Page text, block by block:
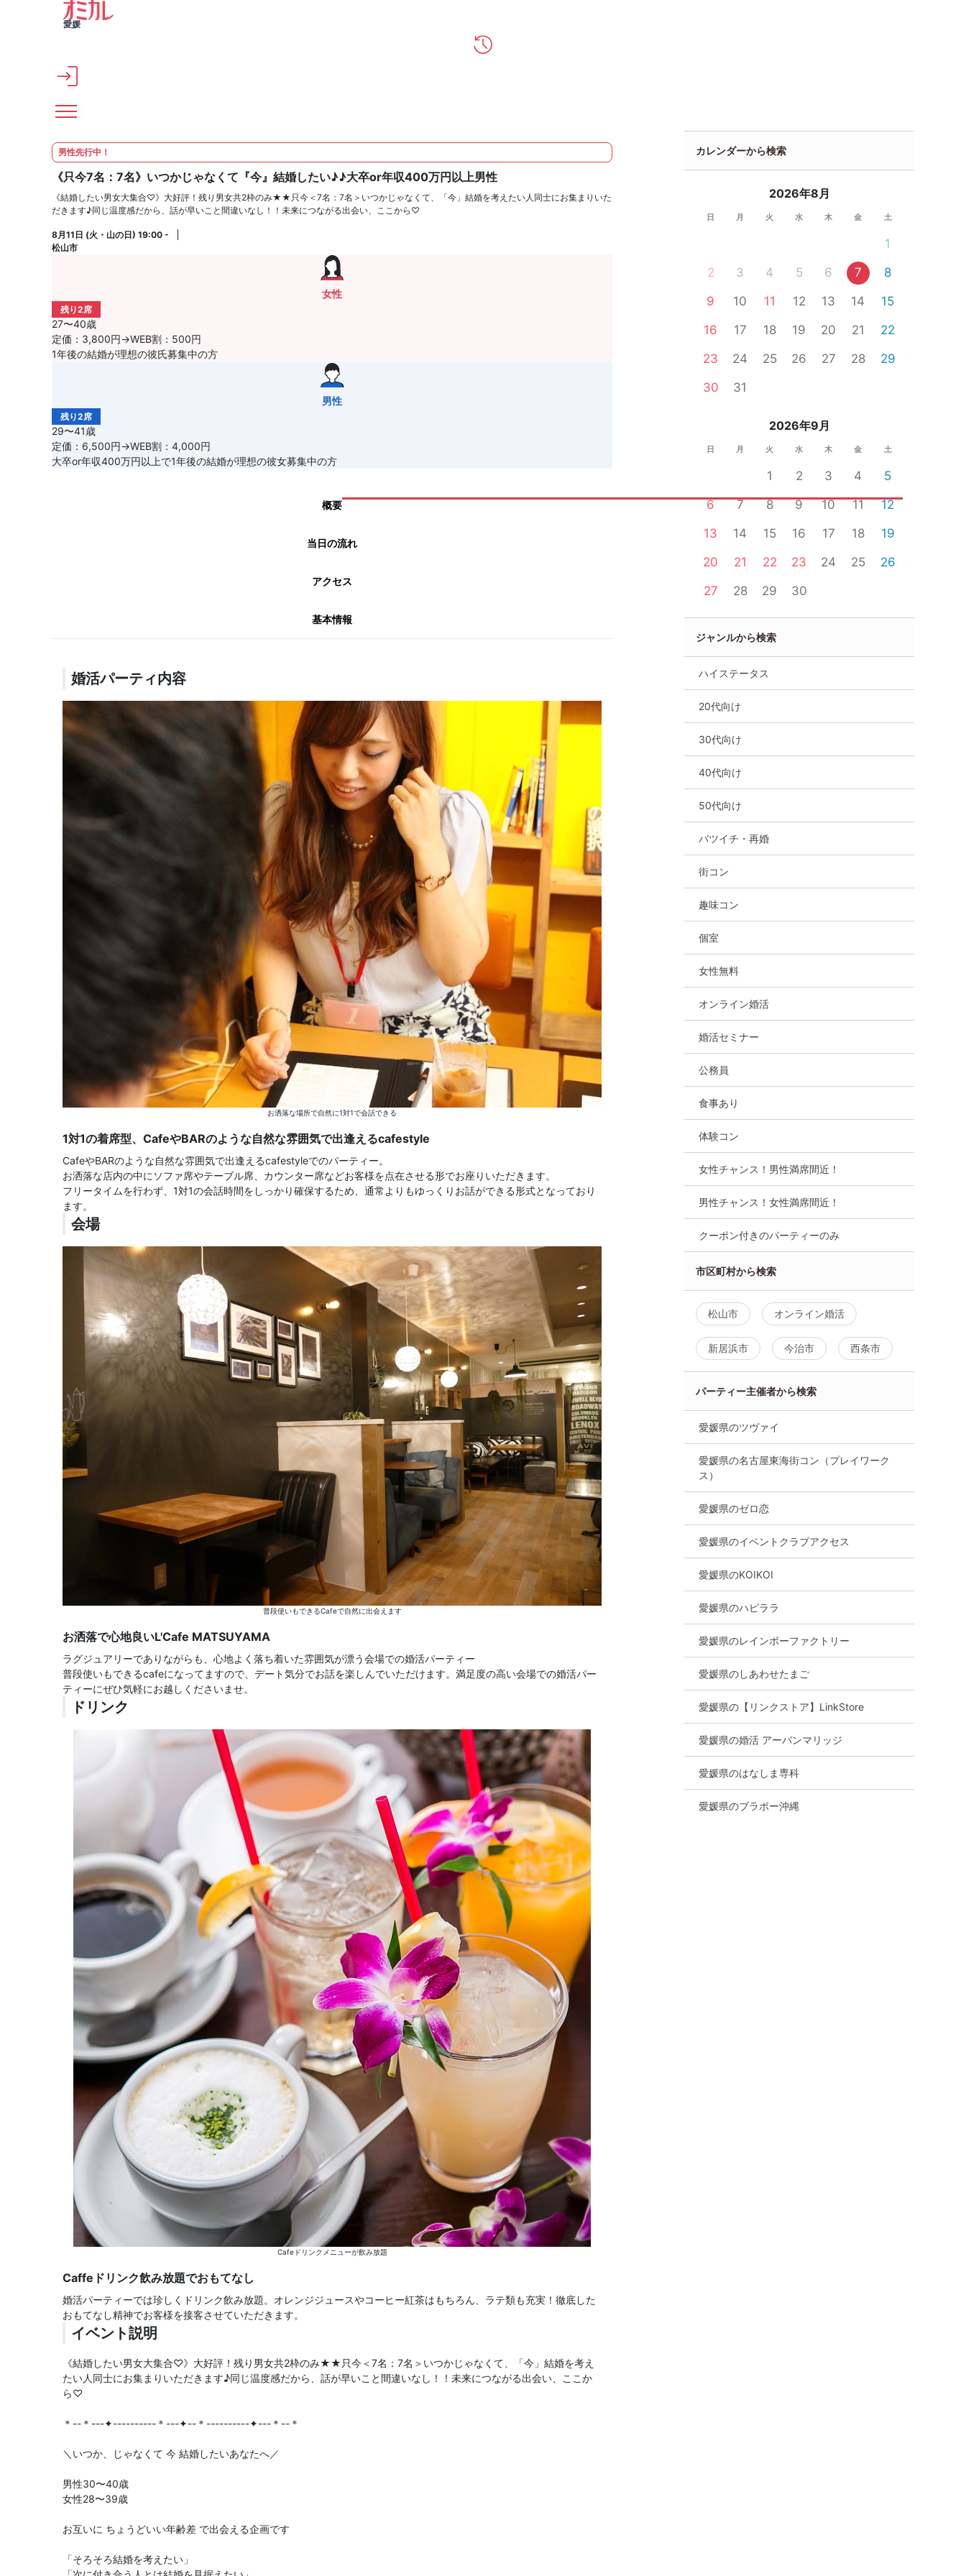
メインコンテンツへスキップ
愛媛
男性先行中！
《只今7名：7名》いつかじゃなくて『今』結婚したい♪♪大卒or年収400万円以上男性
《結婚したい男女大集合♡》大好評！残り男女共2枠のみ★★只今＜7名：7名＞いつかじゃなくて、「今」結婚を考えたい人同士にお集まりいた
だきます♪同じ温度感だから、話が早いこと間違いなし！！未来につながる出会い、ここから♡
8月11日 (火・山の日) 19:00 -
松山市
女性
残り2席
27〜40歳
定価：3,800円→WEB割：500円
1年後の結婚が理想の彼氏募集中の方
男性
残り2席
29〜41歳
定価：6,500円→WEB割：4,000円
大卒or年収400万円以上で1年後の結婚が理想の彼女募集中の方
概要
当日の流れ
アクセス
基本情報
婚活パーティ内容
お洒落な場所で自然に1対1で会話できる
1対1の着席型、CafeやBARのような自然な雰囲気で出逢えるcafestyle
CafeやBARのような自然な雰囲気で出逢えるcafestyleでのパーティー。
お洒落な店内の中にソファ席やテーブル席、カウンター席などお客様を点在させる形でお座りいただきます。
フリータイムを行わず、1対1の会話時間をしっかり確保するため、通常よりもゆっくりお話ができる形式となっており
ます。
会場
普段使いもできるCafeで自然に出会えます
お洒落で心地良いL'Cafe MATSUYAMA
ラグジュアリーでありながらも、心地よく落ち着いた雰囲気が漂う会場での婚活パーティー
普段使いもできるcafeになってますので、デート気分でお話を楽しんでいただけます。満足度の高い会場での婚活パー
ティーにぜひ気軽にお越しくださいませ。
ドリンク
Cafeドリンクメニューが飲み放題
Caffeドリンク飲み放題でおもてなし
婚活パーティーでは珍しくドリンク飲み放題。オレンジジュースやコーヒー紅茶はもちろん、ラテ類も充実！徹底した
おもてなし精神でお客様を接客させていただきます。
イベント説明
《結婚したい男女大集合♡》大好評！残り男女共2枠のみ★★只今＜7名：7名＞いつかじゃなくて、「今」結婚を考え
たい人同士にお集まりいただきます♪同じ温度感だから、話が早いこと間違いなし！！未来につながる出会い、ここか
ら♡
＊--＊---✦----------＊---✦--＊----------✦---＊--＊
＼いつか、じゃなくて 今 結婚したいあなたへ／
男性30〜40歳
女性28〜39歳
お互いに ちょうどいい年齢差 で出会える企画です
「そろそろ結婚を考えたい」
カレンダーから検索
2026年8月
日 月 火 水 木 金 土
1
2
3 4 5 6 7
8
9
10 11 12 13 14
15
16
17 18 19 20 21
22
23
24 25 26 27 28
29
30
31
2026年9月
日 月 火 水 木 金 土
1 2 3 4
5
6
7 8 9 10 11
12
13
14 15 16 17 18
19
20
21 22 23 24 25
26
27
28 29 30
ジャンルから検索
ハイステータス
20代向け
30代向け
40代向け
50代向け
バツイチ・再婚
街コン
趣味コン
個室
女性無料
オンライン婚活
婚活セミナー
公務員
食事あり
体験コン
女性チャンス！男性満席間近！
男性チャンス！女性満席間近！
クーポン付きのパーティーのみ
市区町村から検索
松山市 オンライン婚活
新居浜市 今治市 西条市
パーティー主催者から検索
愛媛県のツヴァイ
愛媛県の名古屋東海街コン（プレイワーク
ス）
愛媛県のゼロ恋
愛媛県のイベントクラブアクセス
愛媛県のKOIKOI
愛媛県のハピララ
愛媛県のレインボーファクトリー
愛媛県のしあわせたまご
愛媛県の【リンクストア】LinkStore
愛媛県の婚活 アーバンマリッジ
愛媛県のはなしま専科
愛媛県のブラボー沖縄